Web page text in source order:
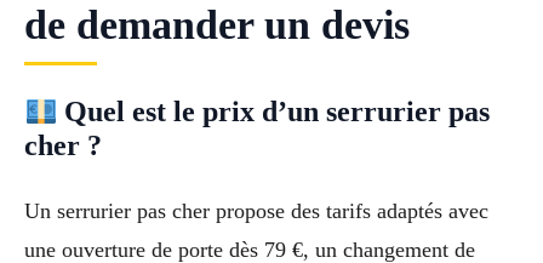
de demander un devis
Quel est le prix d’un serrurier pas
cher ?
Un serrurier pas cher propose des tarifs adaptés avec
une ouverture de porte dès 79 €, un changement de